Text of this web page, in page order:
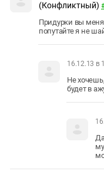
(Конфликтный)
Придурки вы
попутайте я не
16.12.13 в
Не
будет в